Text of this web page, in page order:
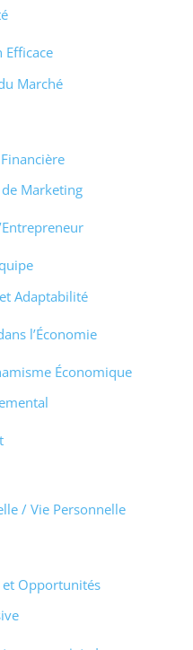
Efficace
Marché
Marketing
Adaptabilité
l’Économie
Économique
/ Vie Personnelle
et Opportunités